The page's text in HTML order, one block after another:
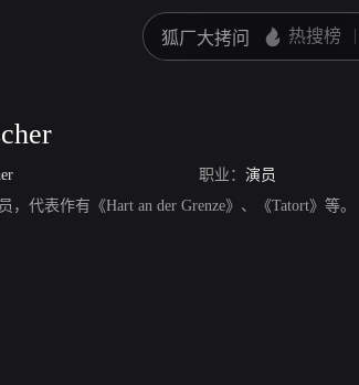
职业： 演员
，代表作有《Hart an der Grenze》、《Tatort》等。